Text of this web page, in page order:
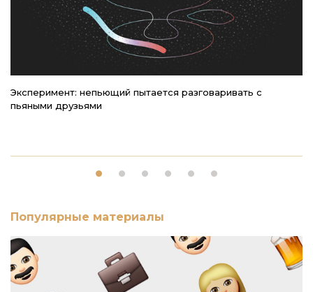
Эксперимент: непьющий пытается разговаривать с
пьяными друзьями
Популярные материалы